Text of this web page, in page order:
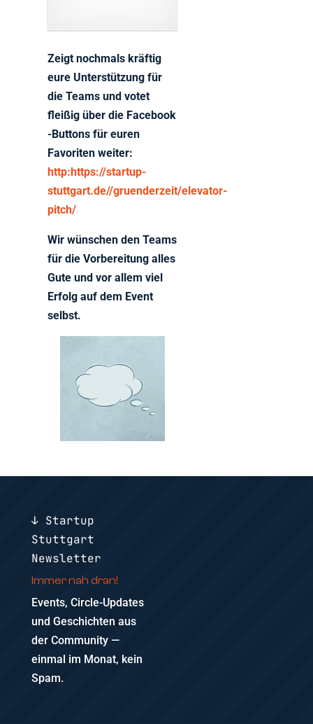
Zeigt nochmals kräftig
eure Unterstützung für
die Teams und votet
fleißig über die Facebook
-Buttons für euren
Favoriten weiter:
http:https://startup-
stuttgart.de//gruenderzeit/elevator-
pitch/
Wir wünschen den Teams
für die Vorbereitung alles
Gute und vor allem viel
Erfolg auf dem Event
selbst.
↓ Startup
Stuttgart
Newsletter
Immer nah dran!
Events, Circle-Updates
und Geschichten aus
der Community —
einmal im Monat, kein
Spam.